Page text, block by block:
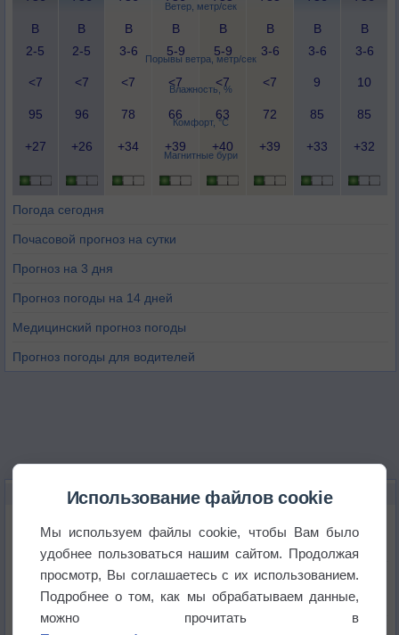
Ветер, метр/сек
Порывы ветра, метр/сек
Влажность, %
Комфорт, °C
Магнитные бури
В
2-5
В
2-5
В
3-6
В
5-9
В
5-9
В
3-6
В
3-6
В
3-6
<7 <7 <7 <7 <7 <7 9 10
95 96 78 66 63 72 85 85
+27 +26 +34 +39 +40 +39 +33 +32
Погода сегодня
Почасовой прогноз на сутки
Прогноз на 3 дня
Прогноз погоды на 14 дней
Медицинский прогноз погоды
Прогноз погоды для водителей
НОВОЕ О ПОГОДЕ
Приложение построит маршрут через тень
Атмосфера начала замерзать
Использование файлов cookie
Мы используем файлы cookie, чтобы Вам было
удобнее пользоваться нашим сайтом. Продолжая
просмотр, Вы соглашаетесь с их использованием.
Подробнее о том, как мы обрабатываем данные,
можно прочитать в